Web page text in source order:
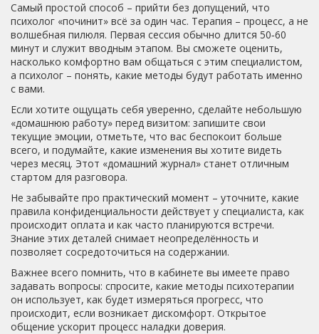
Самый простой способ – прийти без допущений, что
психолог «починит» всё за один час. Терапия – процесс, а не
волшебная пилюля. Первая сессия обычно длится 50‑60
минут и служит вводным этапом. Вы сможете оценить,
насколько комфортно вам общаться с этим специалистом,
а психолог – понять, какие методы будут работать именно
с вами.
Если хотите ощущать себя уверенно, сделайте небольшую
«домашнюю работу» перед визитом: запишите свои
текущие эмоции, отметьте, что вас беспокоит больше
всего, и подумайте, какие изменения вы хотите видеть
через месяц. Этот «домашний журнал» станет отличным
стартом для разговора.
Не забывайте про практический момент – уточните, какие
правила конфиденциальности действует у специалиста, как
происходит оплата и как часто планируются встречи.
Знание этих деталей снимает неопределённость и
позволяет сосредоточиться на содержании.
Важнее всего помнить, что в кабинете вы имеете право
задавать вопросы: спросите, какие методы психотерапии
он использует, как будет измеряться прогресс, что
происходит, если возникает дискомфорт. Открытое
общение ускорит процесс наладки доверия.